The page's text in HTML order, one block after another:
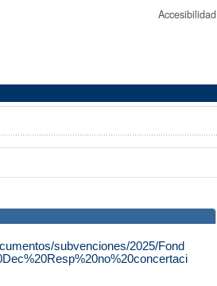
Accesibilidad
subvenciones/2025/Fond